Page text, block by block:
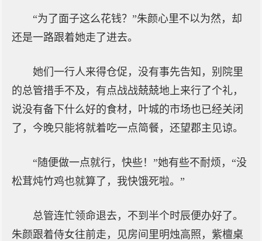
“为了面子这么花钱？”朱颜心里不以为然，却
还是一路跟着她走了进去。
她们一行人来得仓促，没有事先告知，别院里
的总管措手不及，有点战战兢兢地上来行了个礼，
说没有备下什么好的食材，叶城的市场也已经关闭
了，今晚只能将就着吃一点简餐，还望郡主见谅。
“随便做一点就行，快些！”她有些不耐烦，“没
松茸炖竹鸡也就算了，我快饿死啦。”
总管连忙领命退去，不到半个时辰便办好了。
朱颜跟着侍女往前走，见房间里明烛高照，紫檀桌